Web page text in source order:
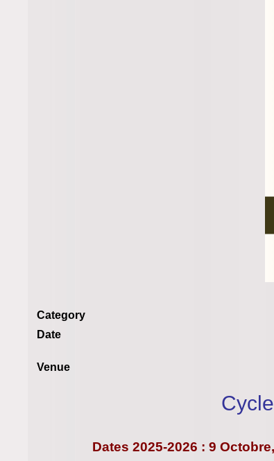
Category
Date
Venue
Dates 2025-2026 : 9